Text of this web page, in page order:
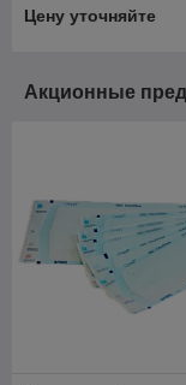
Цену уточняйте
Акционные